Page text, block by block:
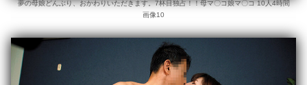
夢の母娘どんぶり、おかわりいただきます。7杯目独占！！母マ〇コ娘マ〇コ 10人4時間
画像10